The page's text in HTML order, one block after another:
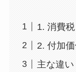
1. 消費
2. 付加
主な違い